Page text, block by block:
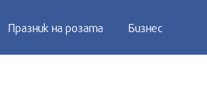
Празник на розата Бизнес